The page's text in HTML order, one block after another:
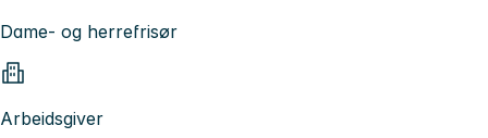
Dame- og herrefrisør
Arbeidsgiver